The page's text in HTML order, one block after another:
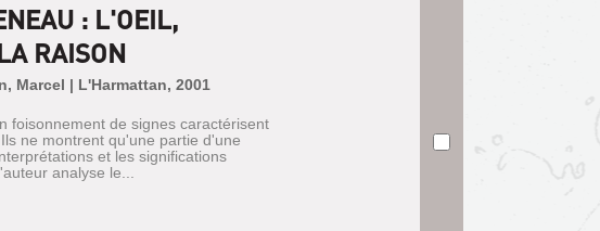
: L'OEIL,
RAISON
Marcel | L'Harmattan, 2001
foisonnement de signes caractérisent
ne montrent qu'une partie d'une
et les significations
analyse le...